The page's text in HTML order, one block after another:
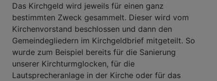
Das Kirchgeld wird jeweils für einen ganz
bestimmten Zweck gesammelt. Dieser wird vom
Kirchenvorstand beschlossen und dann den
Gemeindegliedern im Kirchgeldbrief mitgeteilt. So
wurde zum Beispiel bereits für die Sanierung
unserer Kirchturmglocken, für die
Lautsprecheranlage in der Kirche oder für das